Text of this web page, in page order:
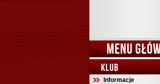
MENU
KLUB
Informacje